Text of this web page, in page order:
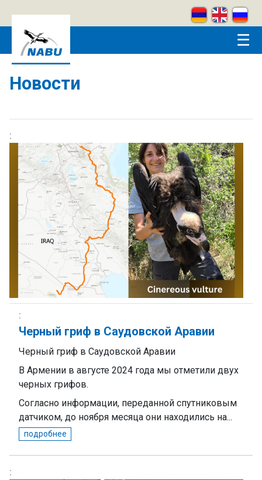
☰
Новости
Черный гриф в Саудовской Аравии
Черный гриф в Саудовской Аравии
В Армении в августе 2024 года мы отметили двух
черных грифов.
Согласно информации, переданной спутниковым
датчиком, до ноября месяца они находились на...
подробнее